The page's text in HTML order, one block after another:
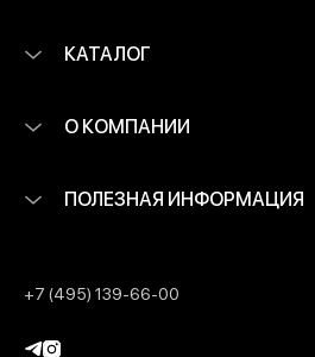
КАТАЛОГ
О КОМПАНИИ
ПОЛЕЗНАЯ ИНФОРМАЦИЯ
+7 (495) 139-66-00